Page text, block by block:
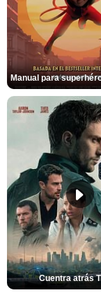
Cuentra atrás